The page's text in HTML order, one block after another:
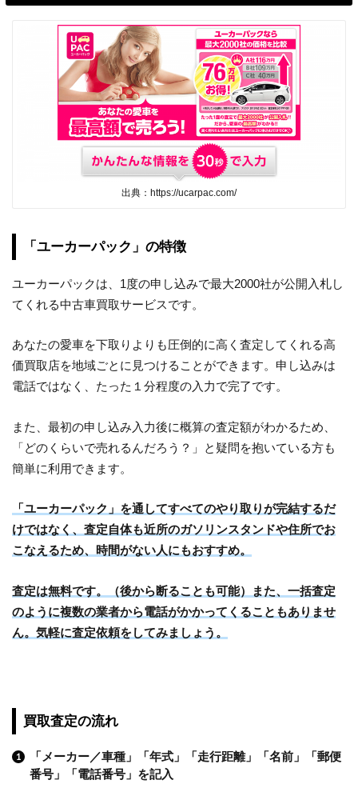
出典：https://ucarpac.com/
「ユーカーパック」の特徴
ユーカーパックは、1度の申し込みで最大2000社が公開入札し
てくれる中古車買取サービスです。
あなたの愛車を下取りよりも圧倒的に高く査定してくれる高
価買取店を地域ごとに見つけることができます。申し込みは
電話ではなく、たった１分程度の入力で完了です。
また、最初の申し込み入力後に概算の査定額がわかるため、
「どのくらいで売れるんだろう？」と疑問を抱いている方も
簡単に利用できます。
「ユーカーパック」を通してすべてのやり取りが完結するだ
けではなく、査定自体も近所のガソリンスタンドや住所でお
こなえるため、時間がない人にもおすすめ。
査定は無料です。（後から断ることも可能）また、一括査定
のように複数の業者から電話がかかってくることもありませ
ん。気軽に査定依頼をしてみましょう。
買取査定の流れ
「メーカー／車種」「年式」「走行距離」「名前」「郵便
番号」「電話番号」を記入